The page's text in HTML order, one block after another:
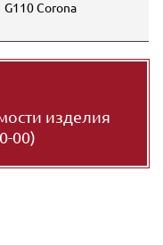
G110 Corona
изделия
00)